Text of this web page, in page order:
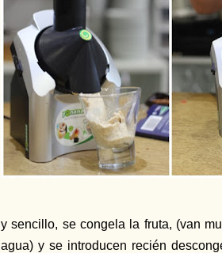
y sencillo, se congela la fruta, (van
agua) y se introducen recién